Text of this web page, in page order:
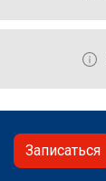
Записаться